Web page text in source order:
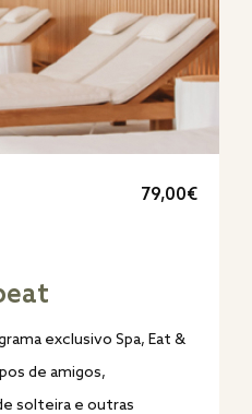
79,00€
exclusivo Spa, Eat &
de amigos,
solteira e outras